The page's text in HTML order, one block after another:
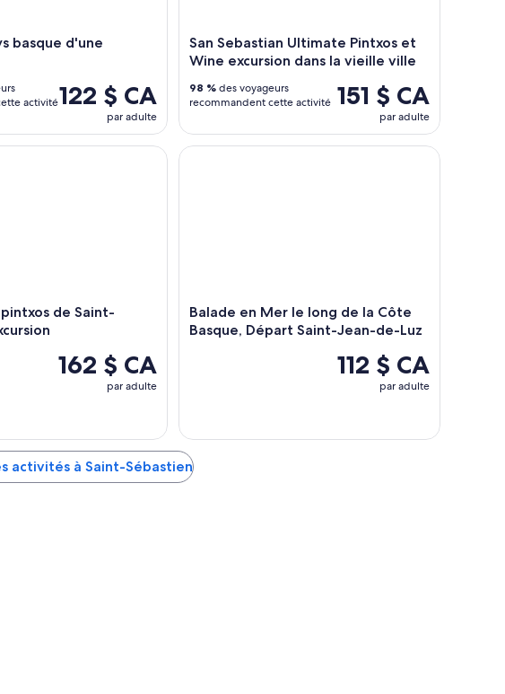
basque d'une
122 $ CA
par adulte
activité
San Sebastian Ultimate Pintxos et
Wine excursion dans la vieille ville
151 $ CA
par adulte
98 % des voyageurs
recommandent cette activité
avec déjeuner au départ de Saint-Sébastien
de Saint-
162 $ CA
par adulte
de Saint-Sébastien excursion
Balade en Mer le long de la Côte
Basque, Départ Saint-Jean-de-Luz
112 $ CA
par adulte
Balade en Mer le long de la Côte Basque, Départ
activités à Saint-Sébastien